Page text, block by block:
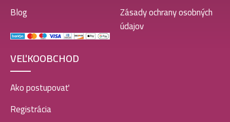
Blog
Zásady ochrany osobných
údajov
VEĽKOOBCHOD
Ako postupovať
Registrácia